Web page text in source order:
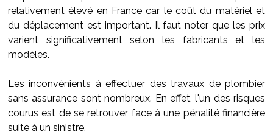
relativement élevé en France car le coût du matériel et
du déplacement est important. Il faut noter que les prix
varient significativement selon les fabricants et les
modèles.
Les inconvénients à effectuer des travaux de plombier
sans assurance sont nombreux. En effet, l'un des risques
courus est de se retrouver face à une pénalité financière
suite à un sinistre.